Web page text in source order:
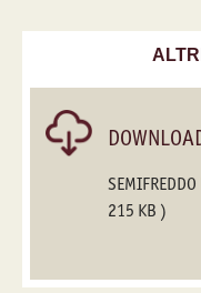
215 KB )